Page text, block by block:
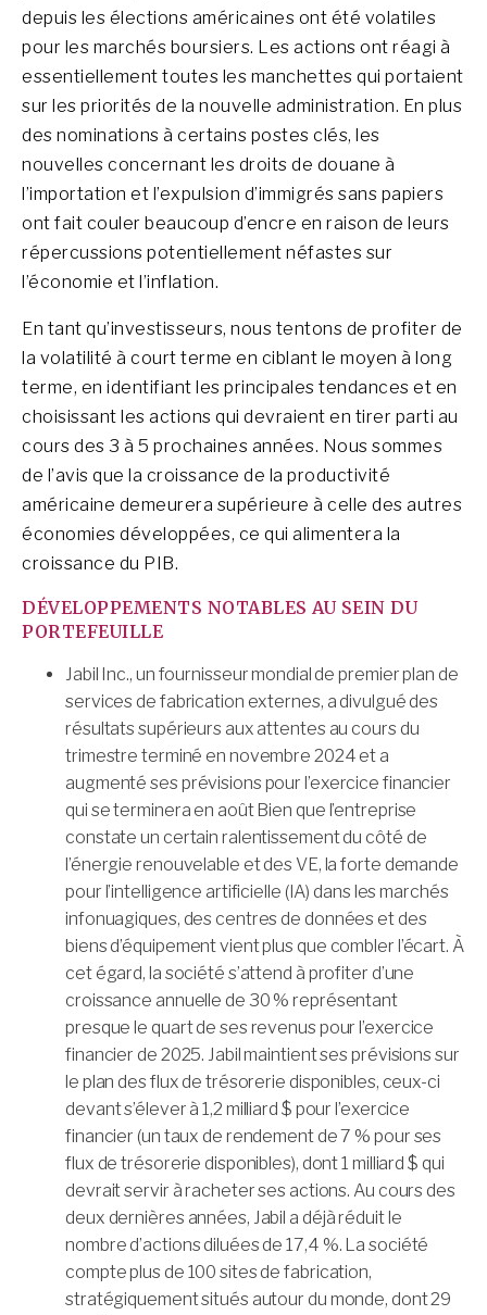
depuis les élections américaines ont été volatiles
pour les marchés boursiers. Les actions ont réagi à
essentiellement toutes les manchettes qui portaient
sur les priorités de la nouvelle administration. En plus
des nominations à certains postes clés, les
nouvelles concernant les droits de douane à
l’importation et l’expulsion d’immigrés sans papiers
ont fait couler beaucoup d’encre en raison de leurs
répercussions potentiellement néfastes sur
l’économie et l’inflation.
En tant qu’investisseurs, nous tentons de profiter de
la volatilité à court terme en ciblant le moyen à long
terme, en identifiant les principales tendances et en
choisissant les actions qui devraient en tirer parti au
cours des 3 à 5 prochaines années. Nous sommes
de l’avis que la croissance de la productivité
américaine demeurera supérieure à celle des autres
économies développées, ce qui alimentera la
croissance du PIB.
DÉVELOPPEMENTS NOTABLES AU SEIN DU
PORTEFEUILLE
Jabil Inc., un fournisseur mondial de premier plan de
services de fabrication externes, a divulgué des
résultats supérieurs aux attentes au cours du
trimestre terminé en novembre 2024 et a
augmenté ses prévisions pour l’exercice financier
qui se terminera en août Bien que l’entreprise
constate un certain ralentissement du côté de
l’énergie renouvelable et des VE, la forte demande
pour l’intelligence artificielle (IA) dans les marchés
infonuagiques, des centres de données et des
biens d’équipement vient plus que combler l’écart. À
cet égard, la société s’attend à profiter d’une
croissance annuelle de 30 % représentant
presque le quart de ses revenus pour l’exercice
financier de 2025. Jabil maintient ses prévisions sur
le plan des flux de trésorerie disponibles, ceux-ci
devant s’élever à 1,2 milliard $ pour l’exercice
financier (un taux de rendement de 7 % pour ses
flux de trésorerie disponibles), dont 1 milliard $ qui
devrait servir à racheter ses actions. Au cours des
deux dernières années, Jabil a déjà réduit le
nombre d’actions diluées de 17,4 %. La société
compte plus de 100 sites de fabrication,
stratégiquement situés autour du monde, dont 29